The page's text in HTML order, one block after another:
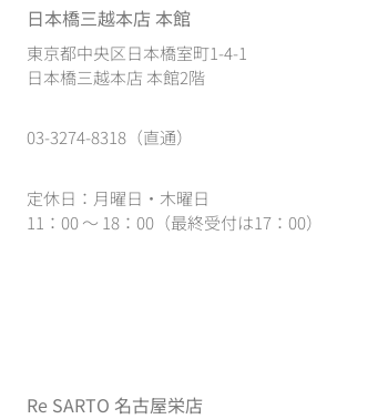
日本橋三越本店 本館
東京都中央区日本橋室町1-4-1
日本橋三越本店 本館2階
03-3274-8318（直通）
定休日：月曜日・木曜日
11：00 ～ 18：00（最終受付は17：00）
Re SARTO 名古屋栄店